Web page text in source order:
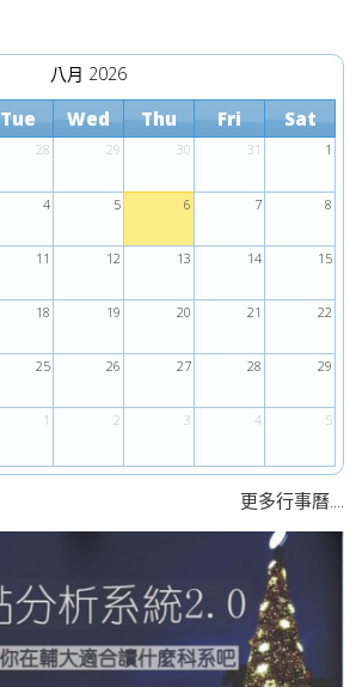
八月 2026
Tue Wed Thu Fri Sat
28 29 30 31 1
4 5 6 7 8
11 12 13 14 15
18 19 20 21 22
25 26 27 28 29
1 2 3 4 5
更多行事曆....